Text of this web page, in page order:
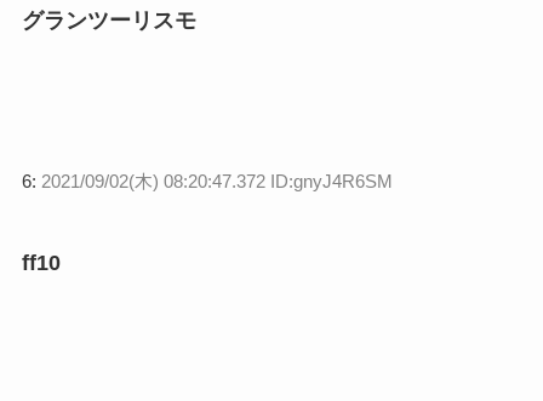
グランツーリスモ
6: 2021/09/02(木) 08:20:47.372 ID:gnyJ4R6SM
ff10